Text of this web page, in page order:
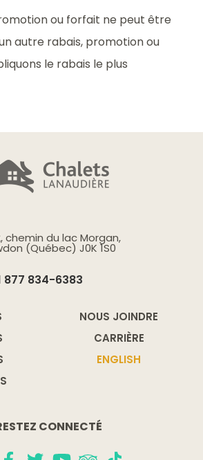
ou forfait ne peut être
autre rabais, promotion ou
le rabais le plus
chemin du lac Morgan,
(Québec) J0K 1S0
877 834-6383
NOUS JOINDRE
CARRIÈRE
ENGLISH
CONNECTÉ